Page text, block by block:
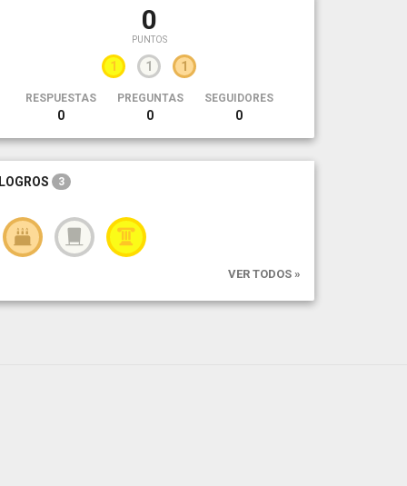
0
PUNTOS
1 1 1
RESPUESTAS
0
PREGUNTAS
0
SEGUIDORES
0
LOGROS 3
VER TODOS »